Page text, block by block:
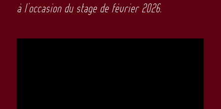
à l’occasion du stage de février 2026.